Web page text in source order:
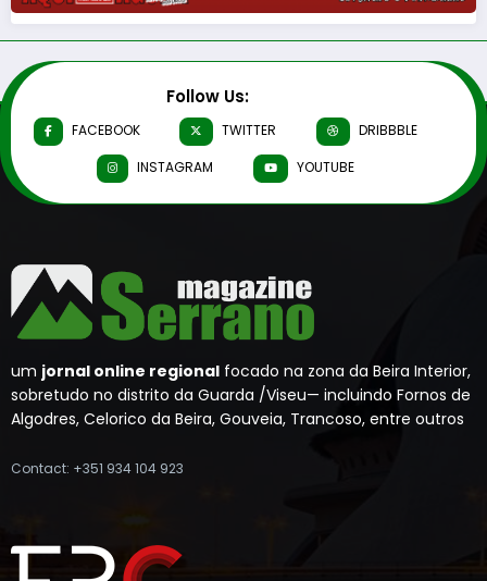
Follow Us:
FACEBOOK TWITTER
DRIBBBLE
INSTAGRAM
YOUTUBE
um jornal online regional focado na zona da Beira Interior,
sobretudo no distrito da Guarda /Viseu— incluindo Fornos de
Algodres, Celorico da Beira, Gouveia, Trancoso, entre outros
Contact: +351 934 104 923